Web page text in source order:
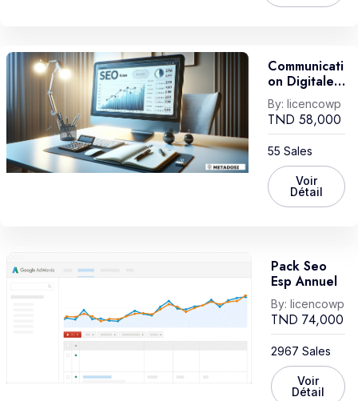
Communicati
On Digitale
Et Stratégie
Marketing /
2mois
By: licencowp
TND 58,000
55 Sales
Voir
Détail
Pack Seo
Esp Annuel
By: licencowp
TND 74,000
2967 Sales
Voir
Détail